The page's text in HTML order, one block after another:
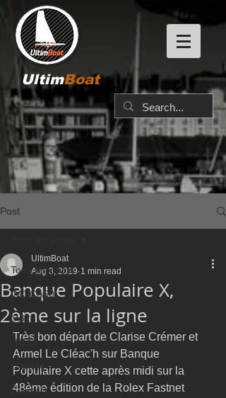
UltimBoat
Post
Tous les posts
IMOCA60
M32
GC32
Diam24
Class40
Banque Populaire X,
2ème sur la ligne
UltimBoat
Aug 3, 2019 1 min read
Très bon départ de Clarise Crémer et
Armel Le Cléac'h sur Banque
Populaire X cette après midi sur la
48ème édition de la Rolex Fastnet